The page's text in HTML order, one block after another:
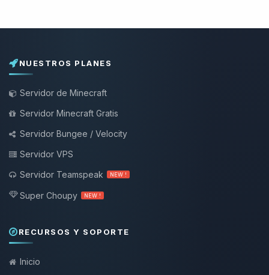
NUESTROS PLANES
Servidor de Minecraft
Servidor Minecraft Gratis
Servidor Bungee / Velocity
Servidor VPS
Servidor Teamspeak
NEW !
Super Choupy NEW !
RECURSOS Y SOPORTE
Inicio